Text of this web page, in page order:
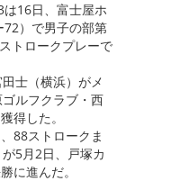
16日、富士屋ホ
）で男子の部第
トロークプレーで
士（横浜）がメ
ルフクラブ・西
得した。
88ストロークま
5月2日、戸塚カ
に進んだ。